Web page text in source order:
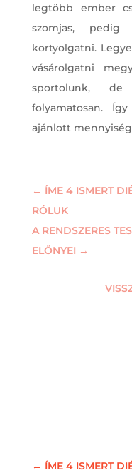
legtöbb ember
szomjas,
kortyolgatni.
vásárolgatni
sportolunk,
folyamatosan.
ajánlott
← ÍME 4 ISMERT
RÓLUK
A RENDSZERES
ELŐNYEI →
← ÍME 4 ISMERT